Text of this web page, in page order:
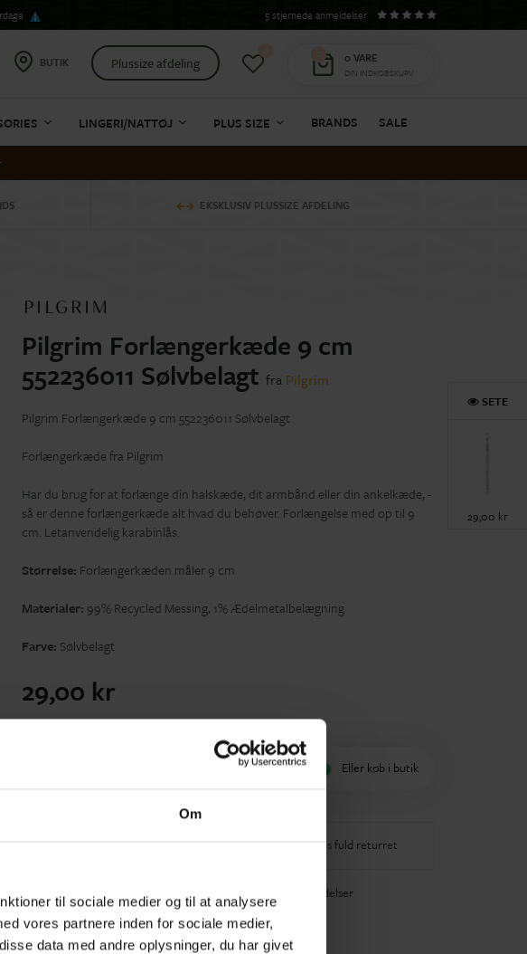
Om
til sociale medier og til at analysere
vores partnere inden for sociale medier,
data med andre oplysninger, du har givet
5 stjernede anmeldelser
0 VARE
DIN INDKØBSKURV
BUTIK Plussize afdeling
LINGERI/NATTØJ PLUS SIZE BRANDS SALE
EKSKLUSIV PLUSSIZE AFDELING
Pilgrim Forlængerkæde 9 cm
552236011 Sølvbelagt fra Pilgrim
Pilgrim Forlængerkæde 9 cm 552236011 Sølvbelagt
Forlængerkæde fra Pilgrim
Har du brug for at forlænge din halskæde, dit armbånd eller din ankelkæde, -
så er denne forlængerkæde alt hvad du behøver. Forlængelse med op til 9
cm. Letanvendelig karabinlås.
Størrelse: Forlængerkæden måler 9 cm
Materialer: 99% Recycled Messing, 1% Ædelmetalbelægning
Farve: Sølvbelagt
29,00 kr
Eller køb i butik
Hurtig 1-3 dages levering 14 dages fuld returret
40+ glade anmeldelser
SETE
29,00 kr